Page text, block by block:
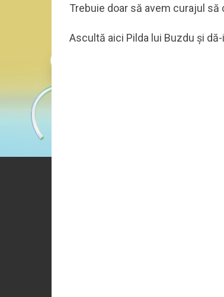
Trebuie doar să avem curajul
Ascultă aici Pilda lui Buzdu și